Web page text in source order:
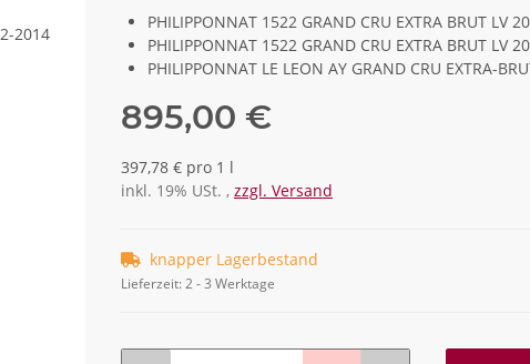
PHILIPPONNAT 1522 GRAND CRU EXTRA BRUT LV
PHILIPPONNAT 1522 GRAND CRU EXTRA BRUT LV
PHILIPPONNAT LE LEON AY GRAND CRU EXTRA-
895,00 €
397,78 € pro 1 l
inkl. 19% USt. , zzgl. Versand
knapper Lagerbestand
Lieferzeit:2 - 3 Werktage